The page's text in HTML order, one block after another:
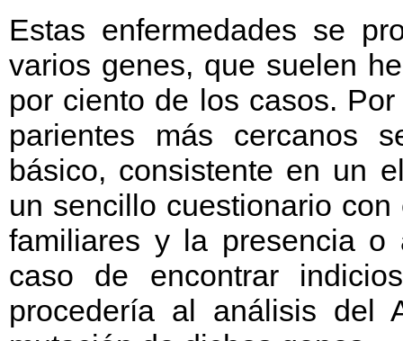
Estas enfermedades se
varios genes, que suelen
por ciento de los casos.
parientes más cercanos
básico, consistente en un
un sencillo cuestionario
familiares y la presencia o
caso de encontrar
procedería al análisis del